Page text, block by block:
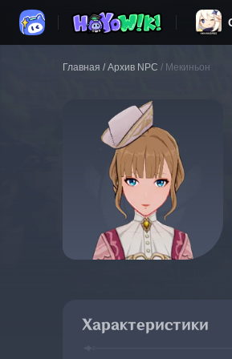
Главная / Архив NPC / Мекиньон
Характеристики